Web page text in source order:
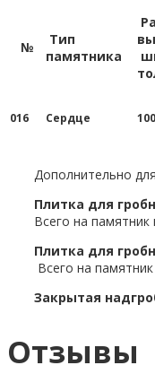
№
Тип
памятника
016 Сердце
Дополнительно
Плитка для
Всего на
Плитка для
Всего на
Закрытая
Отзывы